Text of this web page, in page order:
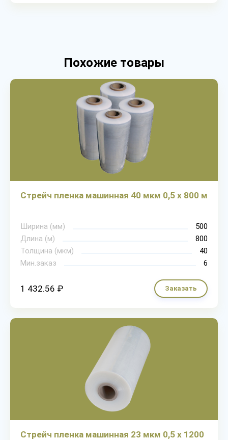
Похожие товары
Стрейч пленка машинная 40 мкм 0,5 х 800 м
Ширина (мм)
500
Длина (м)
800
Толщина (мкм)
40
Мин.заказ
6
1 432.56 ₽ Заказать
Стрейч пленка машинная 23 мкм 0,5 х 1200